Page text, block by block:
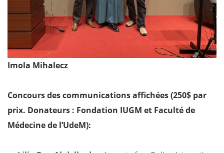
Imola Mihalecz
Concours des communications affichées (250$ par
prix. Donateurs : Fondation IUGM et Faculté de
Médecine de l’UdeM):